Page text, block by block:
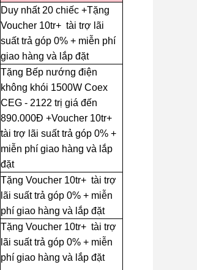
Duy nhất 20 chiếc +Tặng
Voucher 10tr+ tài trợ lãi
suất trả góp 0% + miễn phí
giao hàng và lắp đặt
Tặng Bếp nướng điện
không khói 1500W Coex
CEG - 2122 trị giá đến
890.000Đ +Voucher 10tr+
tài trợ lãi suất trả góp 0% +
miễn phí giao hàng và lắp
đặt
Tặng Voucher 10tr+ tài trợ
lãi suất trả góp 0% + miễn
phí giao hàng và lắp đặt
Tặng Voucher 10tr+ tài trợ
lãi suất trả góp 0% + miễn
phí giao hàng và lắp đặt